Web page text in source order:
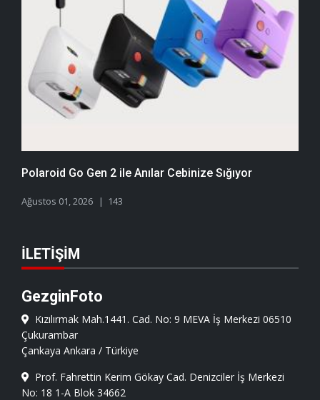
Polaroid Go Gen 2 ile Anılar Cebinize Sığıyor
Ağustos 01, 2026 143
İLETIŞIM
GezginFoto
Kızılırmak Mah.1441. Cad. No: 9 MEVA İş Merkezi 06510
Çukurambar
Çankaya Ankara / Türkiye
Prof. Fahrettin Kerim Gökay Cad. Denizciler İş Merkezi
No: 18 1-A Blok 34662